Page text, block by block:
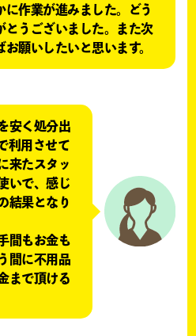
に作業が進みました。どう
とうございました。また次
お願いしたいと思います。
安く処分出
利用させて
来たスタッ
いで、感じ
結果となり
間もお金も
間に不用品
まで頂ける